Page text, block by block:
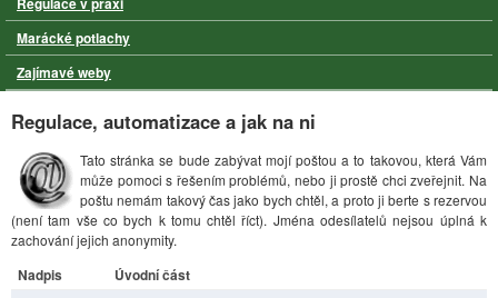
Marácké potlachy
Zajímavé weby
Regulace, automatizace a jak na ni
Tato stránka se bude zabývat mojí poštou a to takovou, která Vám
může pomoci s řešením problémů, nebo ji prostě chci zveřejnit. Na
poštu nemám takový čas jako bych chtěl, a proto ji berte s rezervou
(není tam vše co bych k tomu chtěl říct). Jména odesílatelů nejsou úplná k
zachování jejich anonymity.
Nadpis Úvodní část